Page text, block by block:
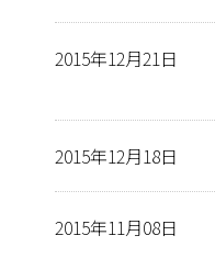
2015年12月21日
2015年12月18日
2015年11月08日